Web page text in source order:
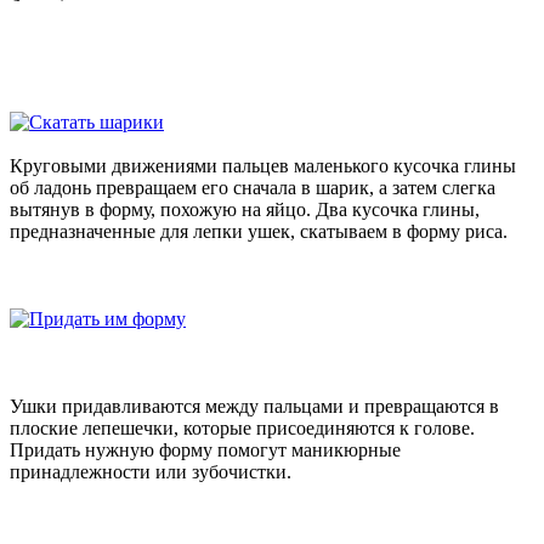
Круговыми движениями пальцев маленького кусочка глины
об ладонь превращаем его сначала в шарик, а затем слегка
вытянув в форму, похожую на яйцо. Два кусочка глины,
предназначенные для лепки ушек, скатываем в форму риса.
Ушки придавливаются между пальцами и превращаются в
плоские лепешечки, которые присоединяются к голове.
Придать нужную форму помогут маникюрные
принадлежности или зубочистки.